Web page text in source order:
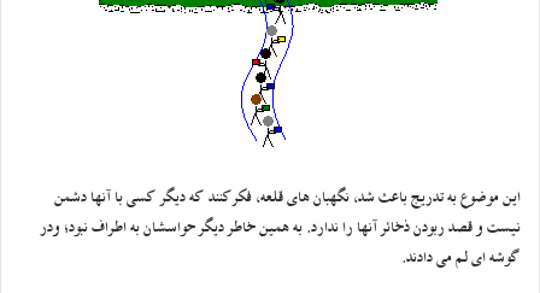
این موضوع به تدریج باعث شد، نگهبان های قلعه، فکرکنند که دیگر کسی با آنها دشمن
نیست و قصد ربودن ذخائر آنها را ندارد. به همین خاطر دیگر حواسشان به اطراف نبود؛ ودر
گوشه ای لم می دادند.